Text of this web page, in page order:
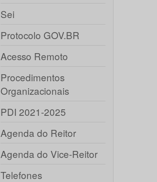
Sei
Protocolo GOV.BR
Acesso Remoto
Procedimentos
Organizacionais
PDI 2021-2025
Agenda do Reitor
Agenda do Vice-Reitor
Telefones